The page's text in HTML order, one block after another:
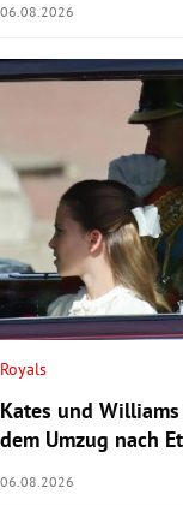
06.08.2026
Royals
Kates und
dem Umzug nach
06.08.2026